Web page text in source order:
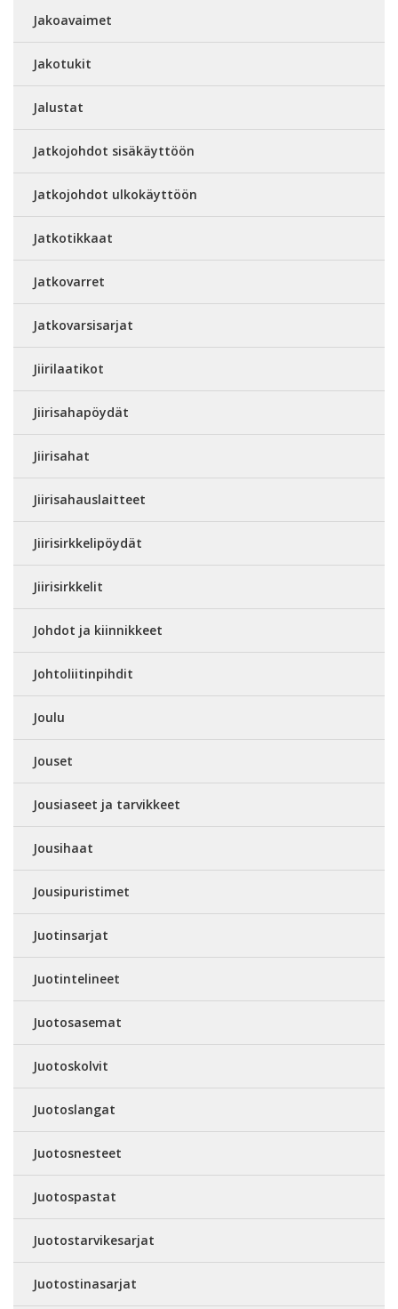
Jakoavaimet
Jakotukit
Jalustat
Jatkojohdot sisäkäyttöön
Jatkojohdot ulkokäyttöön
Jatkotikkaat
Jatkovarret
Jatkovarsisarjat
Jiirilaatikot
Jiirisahapöydät
Jiirisahat
Jiirisahauslaitteet
Jiirisirkkelipöydät
Jiirisirkkelit
Johdot ja kiinnikkeet
Johtoliitinpihdit
Joulu
Jouset
Jousiaseet ja tarvikkeet
Jousihaat
Jousipuristimet
Juotinsarjat
Juotintelineet
Juotosasemat
Juotoskolvit
Juotoslangat
Juotosnesteet
Juotospastat
Juotostarvikesarjat
Juotostinasarjat